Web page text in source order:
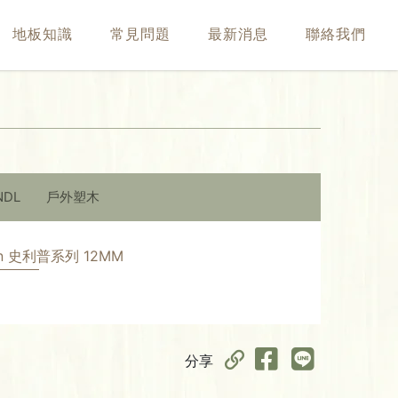
地板知識 常見問題 最新消息 聯絡我們
戶外塑木
利普系列 12MM
分享